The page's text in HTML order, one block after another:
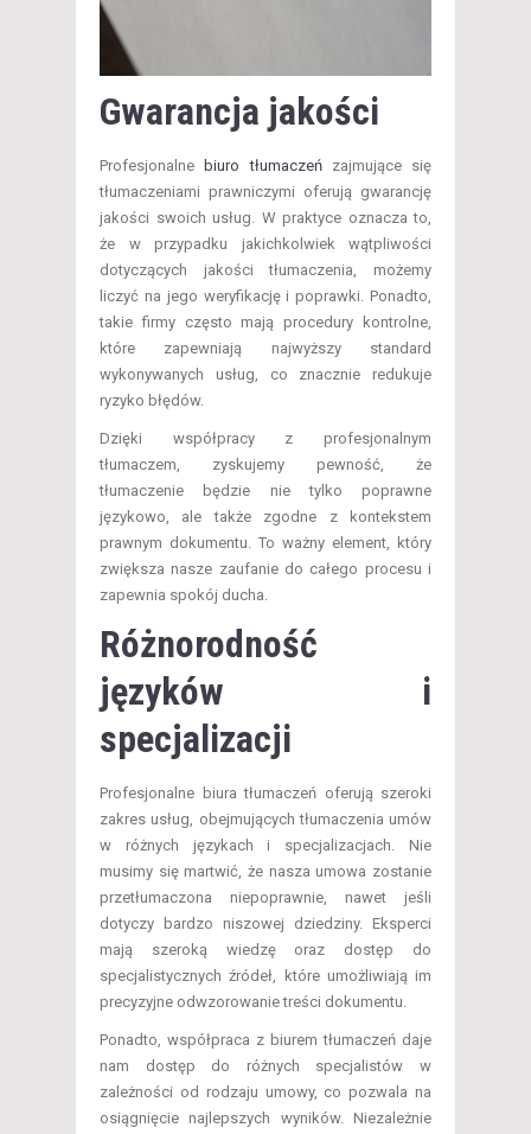
Gwarancja jakości
Profesjonalne biuro tłumaczeńzajmujące się
tłumaczeniami prawniczymi oferują gwarancję
jakości swoich usług. W praktyce oznacza to,
że w przypadku jakichkolwiek wątpliwości
dotyczących jakości tłumaczenia, możemy
liczyć na jego weryfikację i poprawki. Ponadto,
takie firmy często mają procedury kontrolne,
które zapewniają najwyższy standard
wykonywanych usług, co znacznie redukuje
ryzyko błędów.
Dzięki współpracy z profesjonalnym
tłumaczem, zyskujemy pewność, że
tłumaczenie będzie nie tylko poprawne
językowo, ale także zgodne z kontekstem
prawnym dokumentu. To ważny element, który
zwiększa nasze zaufanie do całego procesu i
zapewnia spokój ducha.
Różnorodność
języków i
specjalizacji
Profesjonalne biura tłumaczeń oferują szeroki
zakres usług, obejmujących tłumaczenia umów
w różnych językach i specjalizacjach. Nie
musimy się martwić, że nasza umowa zostanie
przetłumaczona niepoprawnie, nawet jeśli
dotyczy bardzo niszowej dziedziny. Eksperci
mają szeroką wiedzę oraz dostęp do
specjalistycznych źródeł, które umożliwiają im
precyzyjne odwzorowanie treści dokumentu.
Ponadto, współpraca z biurem tłumaczeń daje
nam dostęp do różnych specjalistów w
zależności od rodzaju umowy, co pozwala na
osiągnięcie najlepszych wyników. Niezależnie